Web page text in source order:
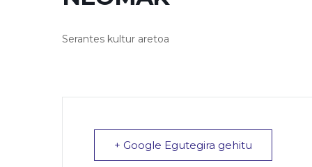
Serantes kultur aretoa
+ Google Egutegira gehitu